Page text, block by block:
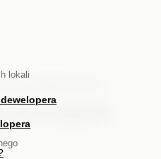
lokali
do ocieplenia